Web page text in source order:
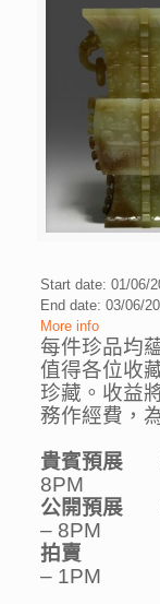
Start date: 01/06/
End date: 03/06/
More info
每件珍品均
值得各位收
珍藏。收益
務作經費，
貴賓預展
8PM
公開預展
– 8PM
拍賣
– 1PM